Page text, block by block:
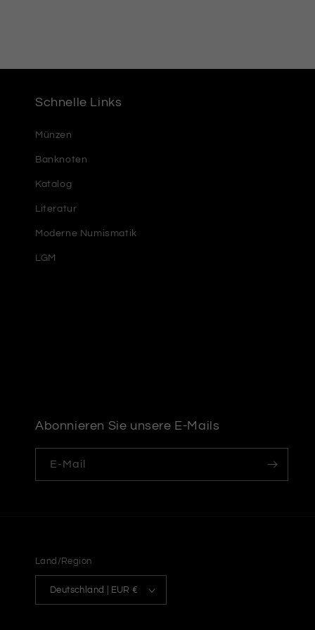
Schnelle Links
Münzen
Banknoten
Katalog
Literatur
Moderne Numismatik
LGM
Abonnieren Sie unsere E-Mails
E-Mail
Land/Region
Deutschland | EUR €